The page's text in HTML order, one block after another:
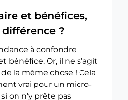
et bénéfices,
?
à confondre
bénéfice. Or, il ne s’agit
la même chose ! Cela
vrai pour un micro-
on n’y prête pas